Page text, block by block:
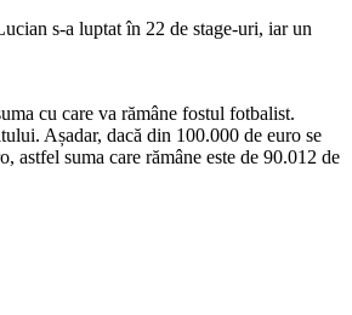
s-a luptat în 22 de stage-uri, iar un
cu care va rămâne fostul fotbalist.
Așadar, dacă din 100.000 de euro se
astfel suma care rămâne este de 90.012 de